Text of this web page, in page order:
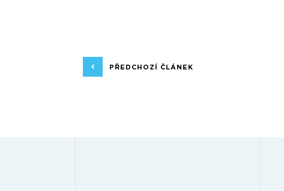
PŘEDCHOZÍ ČLÁNEK